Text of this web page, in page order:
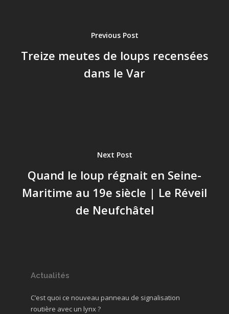
Previous Post
Treize meutes de loups recensées
dans le Var
Next Post
Quand le loup régnait en Seine-
Maritime au 19e siècle | Le Réveil
de Neufchâtel
Actualités
C’est quoi ce nouveau panneau de signalisation
routière avec un lynx ?